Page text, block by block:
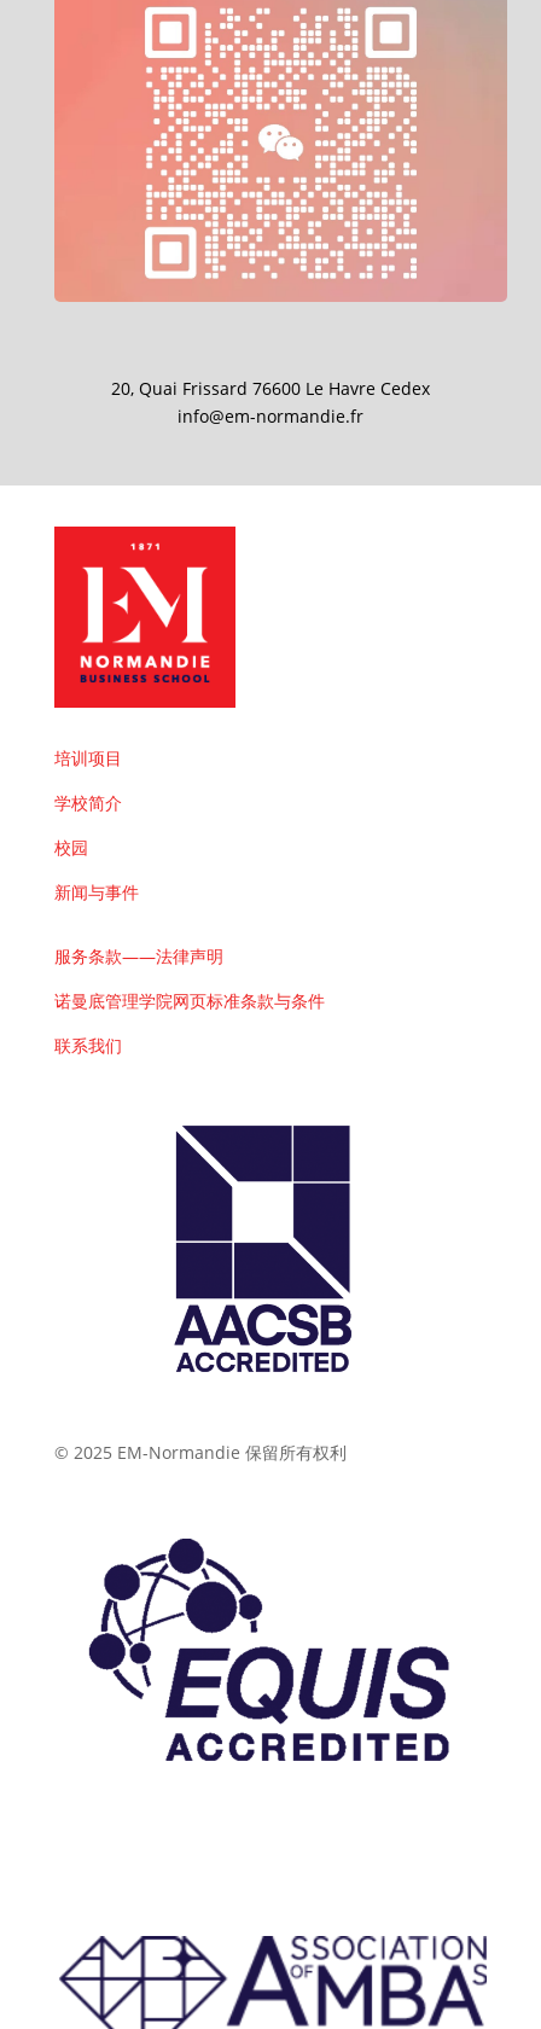
20, Quai Frissard 76600 Le Havre Cedex
info@em-normandie.fr
培训项目
学校简介
校园
新闻与事件
服务条款——法律声明
诺曼底管理学院网页标准条款与条件
联系我们
© 2025 EM-Normandie 保留所有权利